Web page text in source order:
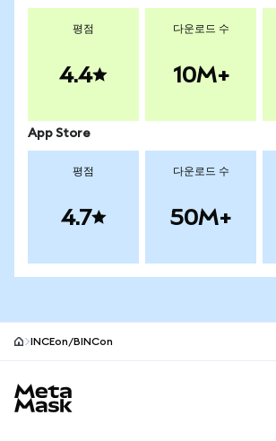
평점
4.4
다운로드 수
10M+
App Store
평점
4.7
다운로드 수
50M+
INCEon/BINCon